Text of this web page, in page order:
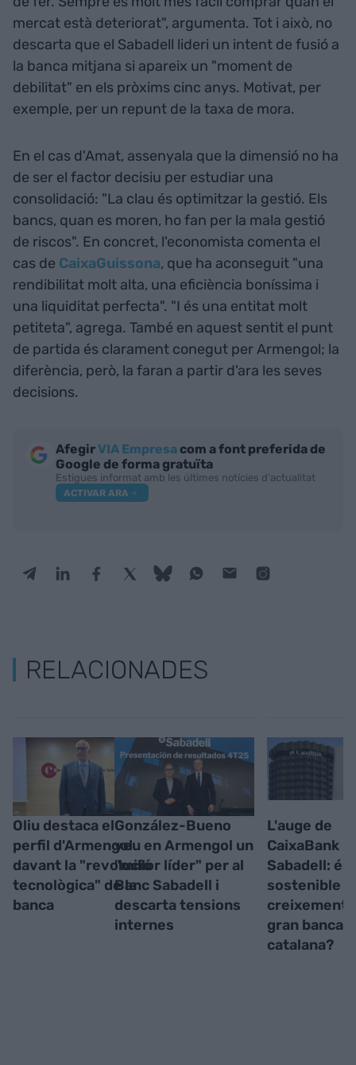
mercat està deteriorat", argumenta. Tot i això, no
descarta que el Sabadell lideri un intent de fusió a
la banca mitjana si apareix un "moment de
debilitat" en els pròxims cinc anys. Motivat, per
exemple, per un repunt de la taxa de mora.
En el cas d'Amat, assenyala que la dimensió no ha
de ser el factor decisiu per estudiar una
consolidació: "La clau és optimitzar la gestió. Els
bancs, quan es moren, ho fan per la mala gestió
de riscos". En concret, l'economista comenta el
cas de CaixaGuissona, que ha aconseguit "una
rendibilitat molt alta, una eficiència boníssima i
una liquiditat perfecta". "I és una entitat molt
petiteta", agrega. També en aquest sentit el punt
de partida és clarament conegut per Armengol; la
diferència, però, la faran a partir d'ara les seves
decisions.
AfegirVIA Empresa com a font preferida de
Google de forma gratuïta
Estigues informat amb les últimes notícies d'actualitat
ACTIVAR ARA
RELACIONADES
Oliu destaca el
perfil d'Armengol
davant la "revolució
tecnològica" de la
banca
González-Bueno
veu en Armengol un
"millor líder" per al
Banc Sabadell i
descarta tensions
internes
L'auge de
CaixaBank i
Sabadell: és
sostenible el
creixement
gran banca
catalana?